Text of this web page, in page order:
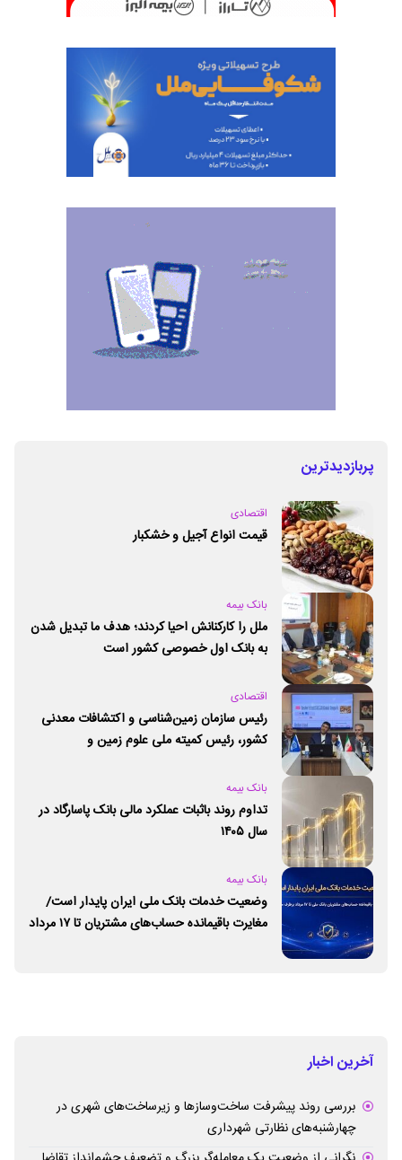
پربازدیدترین
اقتصادی
قیمت انواع آجیل و خشکبار
بانک بیمه
ملل را کارکنانش احیا کردند؛ هدف ما تبدیل شدن
به بانک اول خصوصی کشور است
اقتصادی
رئیس سازمان زمین‌شناسی و اکتشافات معدنی
کشور،‌ رئیس کمیته ملی علوم زمین و
بانک بیمه
تداوم روند باثبات عملکرد مالی بانک پاسارگاد در
سال ۱۴۰۵
بانک بیمه
وضعیت خدمات بانک ملی ایران پایدار است/
مغایرت‌ باقیمانده حساب‌های مشتریان تا ۱۷ مرداد
آخرین اخبار
بررسی روند پیشرفت ساخت‌وسازها و زیرساخت‌های شهری در
چهارشنبه‌های نظارتی شهرداری